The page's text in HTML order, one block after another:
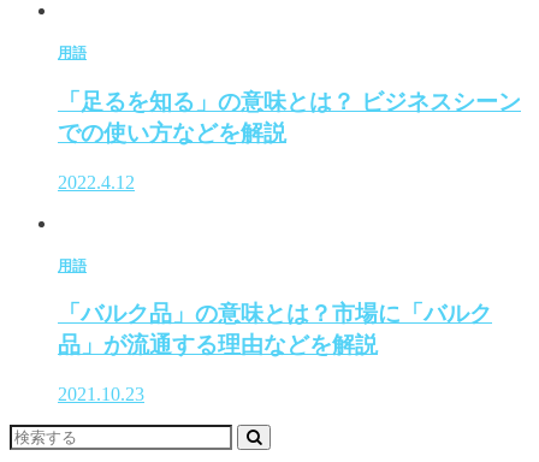
用語
「足るを知る」の意味とは？ ビジネスシーン
での使い方などを解説
2022.4.12
用語
「バルク品」の意味とは？市場に「バルク
品」が流通する理由などを解説
2021.10.23